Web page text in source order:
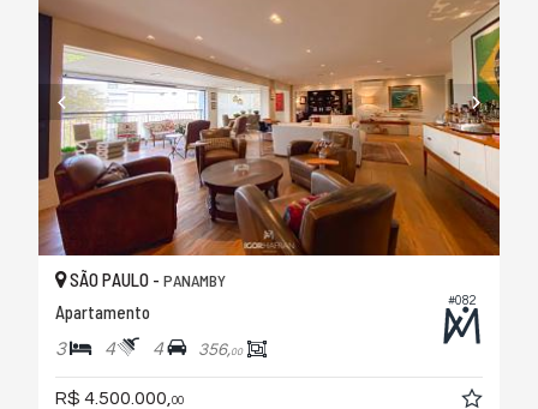
#082
SÃO PAULO - PANAMBY
Apartamento
3 4 4 356,00
R$ 4.500.000, 00